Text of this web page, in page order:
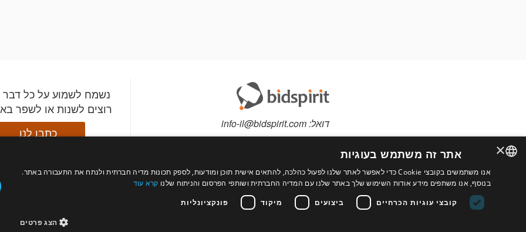
דואל:info-il@bidspirit.com
נשמח לשמוע על כל דבר
רוצים לשנות או לשפר
כתבו לנו
יש לכם פריטים למכירה?צור קשר
אתר מותאם אישית לבתי מכירותפרטים
עקבו
התקינו את אפליקציית
השתתפו במכירות
וקבלו התראות לפני
ENGLISH
FRENCH
× אתר זה משתמש בעוגיות
אנו משתמשים בקובצי Cookie כדי לאפשר לאתר שלנו לפעול כהלכה, להתאים אישית תוכן ומודעות, לספק תכונות מדיה חברתית ולנתח את התעבורה באתר.
בנוסף, אנו משתפים מידע אודות השימוש שלך באתר שלנו עם המדיה החברתית ושותפי הפרסום והניתוח שלנו קרא עוד
קובצי עוגיות הכרחיים
ביצועים מיקוד פונקציונליות
הצג פרטים